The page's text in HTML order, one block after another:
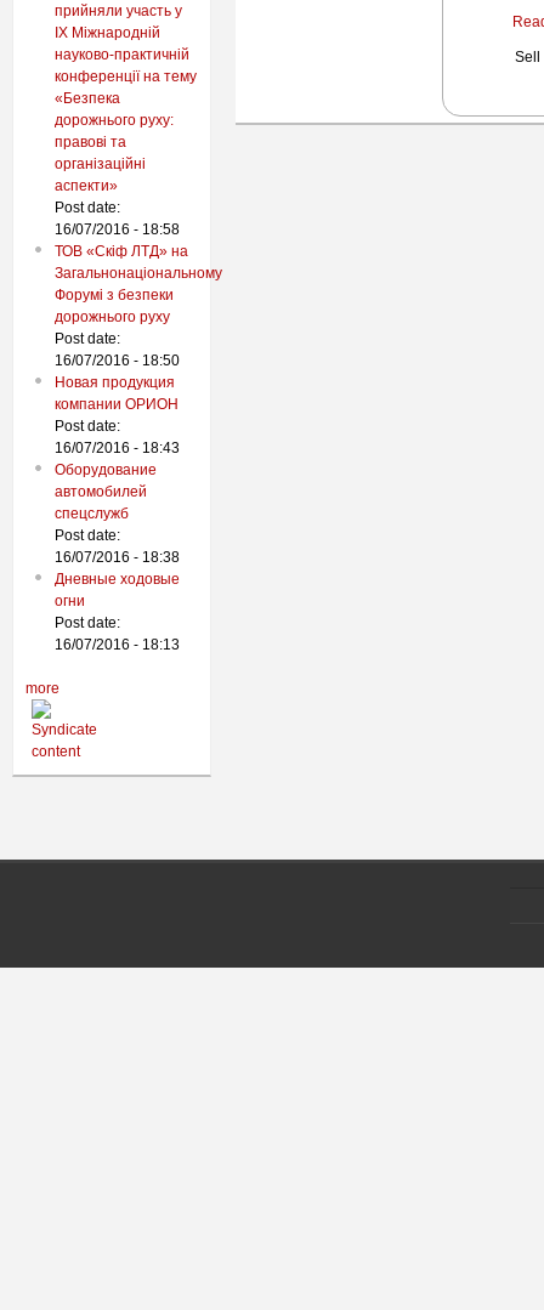
прийняли участь у
IX Міжнародній
науково-практичній
конференції на тему
«Безпека
дорожнього руху:
правові та
організаційні
аспекти»
Post date:
16/07/2016 - 18:58
ТОВ «Скіф ЛТД» на
Загальнонаціональному
Форумі з безпеки
дорожнього руху
Post date:
16/07/2016 - 18:50
Новая продукция
компании ОРИОН
Post date:
16/07/2016 - 18:43
Оборудование
автомобилей
спецслужб
Post date:
16/07/2016 - 18:38
Дневные ходовые
огни
Post date:
16/07/2016 - 18:13
more
Sell